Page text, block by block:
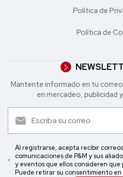
Política de
Política de
Mantente informado en tu
en mercadeo, publicidad
Al registrarse, acepta recibir
comunicaciones de P&M y sus
y eventos que ellos consideren que
Puede retirar su consentimiento